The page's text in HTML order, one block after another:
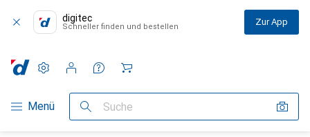
digitec
Schneller finden und bestellen Zur App
Navigation nach Kategorien
Menü Suche
Einstellungen
Kundenkonto
Vergleichslisten
Merklisten
Warenkorb